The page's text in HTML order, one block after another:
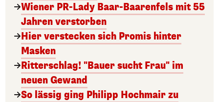
Wiener PR-Lady Baar-Baarenfels mit 55
Jahren verstorben
Hier verstecken sich Promis hinter
Masken
Ritterschlag! "Bauer sucht Frau" im
neuen Gewand
So lässig ging Philipp Hochmair zu